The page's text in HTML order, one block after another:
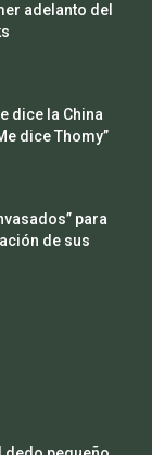
adelanto del
dice la China
dice Thomy”
para
de sus